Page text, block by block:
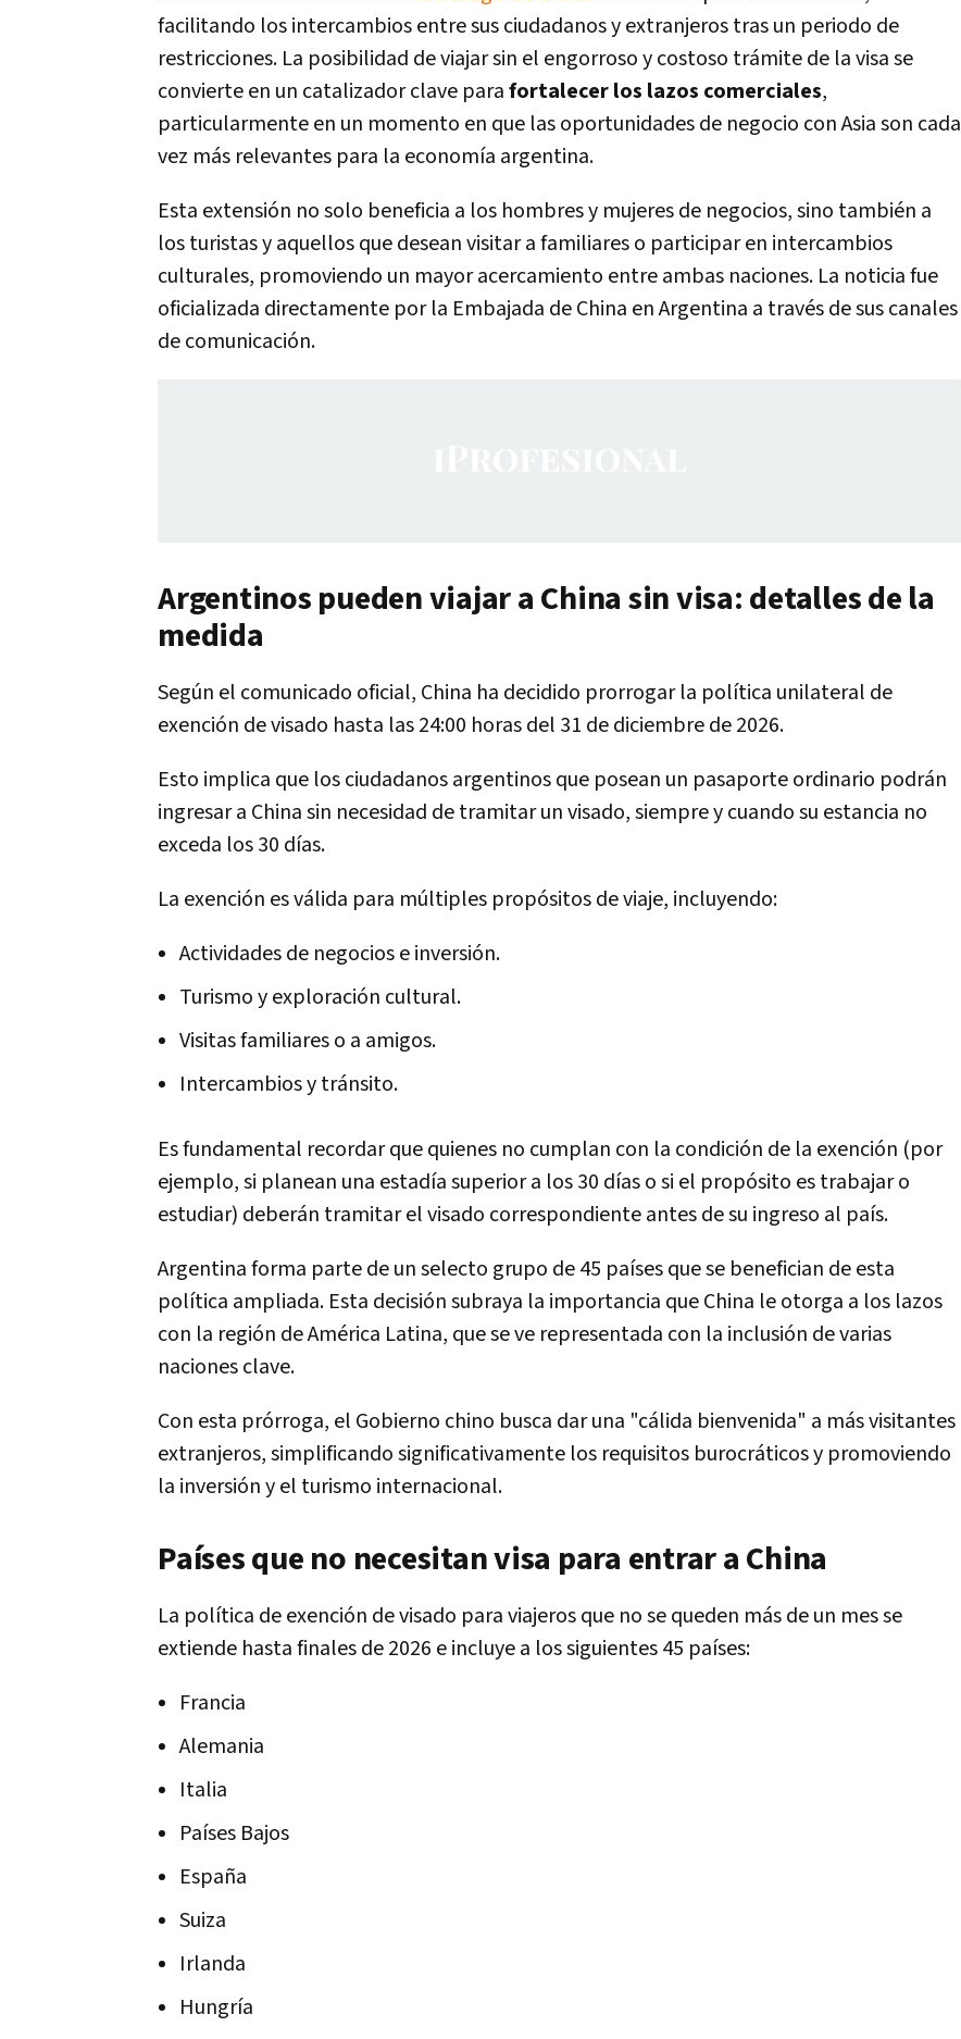
facilitando los intercambios entre sus ciudadanos y extranjeros tras un periodo de
restricciones. La posibilidad de viajar sin el engorroso y costoso trámite de la visa se
convierte en un catalizador clave parafortalecer los lazos comerciales,
particularmente en un momento en que las oportunidades de negocio con Asia son cada
vez más relevantes para la economía argentina.
Esta extensión no solo beneficia a los hombres y mujeres de negocios, sino también a
los turistas y aquellos que desean visitar a familiares o participar en intercambios
culturales, promoviendo un mayor acercamiento entre ambas naciones. La noticia fue
oficializada directamente por la Embajada de China en Argentina a través de sus canales
de comunicación.
Argentinos pueden viajar a China sin visa: detalles de la
medida
Según el comunicado oficial, China ha decidido prorrogar la política unilateral de
exención de visado hasta las 24:00 horas del 31 de diciembre de 2026.
Esto implica que los ciudadanos argentinos que posean un pasaporte ordinario podrán
ingresar a China sin necesidad de tramitar un visado, siempre y cuando su estancia no
exceda los 30 días.
La exención es válida para múltiples propósitos de viaje, incluyendo:
Actividades de negocios e inversión.
Turismo y exploración cultural.
Visitas familiares o a amigos.
Intercambios y tránsito.
Es fundamental recordar que quienes no cumplan con la condición de la exención (por
ejemplo, si planean una estadía superior a los 30 días o si el propósito es trabajar o
estudiar) deberán tramitar el visado correspondiente antes de su ingreso al país.
Argentina forma parte de un selecto grupo de 45 países que se benefician de esta
política ampliada. Esta decisión subraya la importancia que China le otorga a los lazos
con la región de América Latina, que se ve representada con la inclusión de varias
naciones clave.
Con esta prórroga, el Gobierno chino busca dar una "cálida bienvenida" a más visitantes
extranjeros, simplificando significativamente los requisitos burocráticos y promoviendo
la inversión y el turismo internacional.
Países que no necesitan visa para entrar a China
La política de exención de visado para viajeros que no se queden más de un mes se
extiende hasta finales de 2026 e incluye a los siguientes 45 países:
Francia
Alemania
Italia
Países Bajos
España
Suiza
Irlanda
Hungría